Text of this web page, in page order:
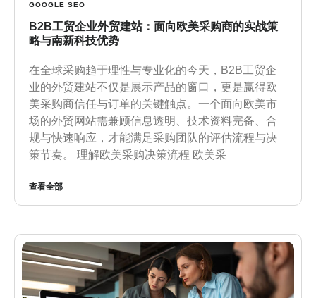
GOOGLE SEO
B2B工贸企业外贸建站：面向欧美采购商的实战策
略与南新科技优势
在全球采购趋于理性与专业化的今天，B2B工贸企
业的外贸建站不仅是展示产品的窗口，更是赢得欧
美采购商信任与订单的关键触点。一个面向欧美市
场的外贸网站需兼顾信息透明、技术资料完备、合
规与快速响应，才能满足采购团队的评估流程与决
策节奏。 理解欧美采购决策流程 欧美采
查看全部